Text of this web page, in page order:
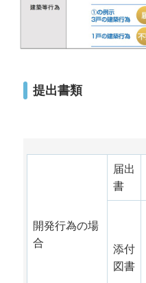
提出書類
開発行為の場
合
届出
書
添付
図書